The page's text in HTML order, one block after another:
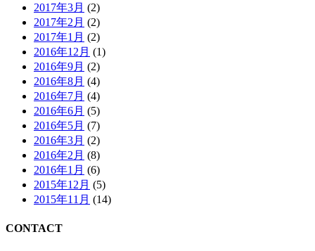
2017年3月 (2)
2017年2月 (2)
2017年1月 (2)
2016年12月 (1)
2016年9月 (2)
2016年8月 (4)
2016年7月 (4)
2016年6月 (5)
2016年5月 (7)
2016年3月 (2)
2016年2月 (8)
2016年1月 (6)
2015年12月 (5)
2015年11月 (14)
CONTACT